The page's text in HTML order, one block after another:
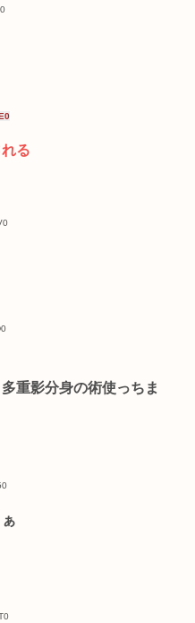
る
重影分身の術使っちま